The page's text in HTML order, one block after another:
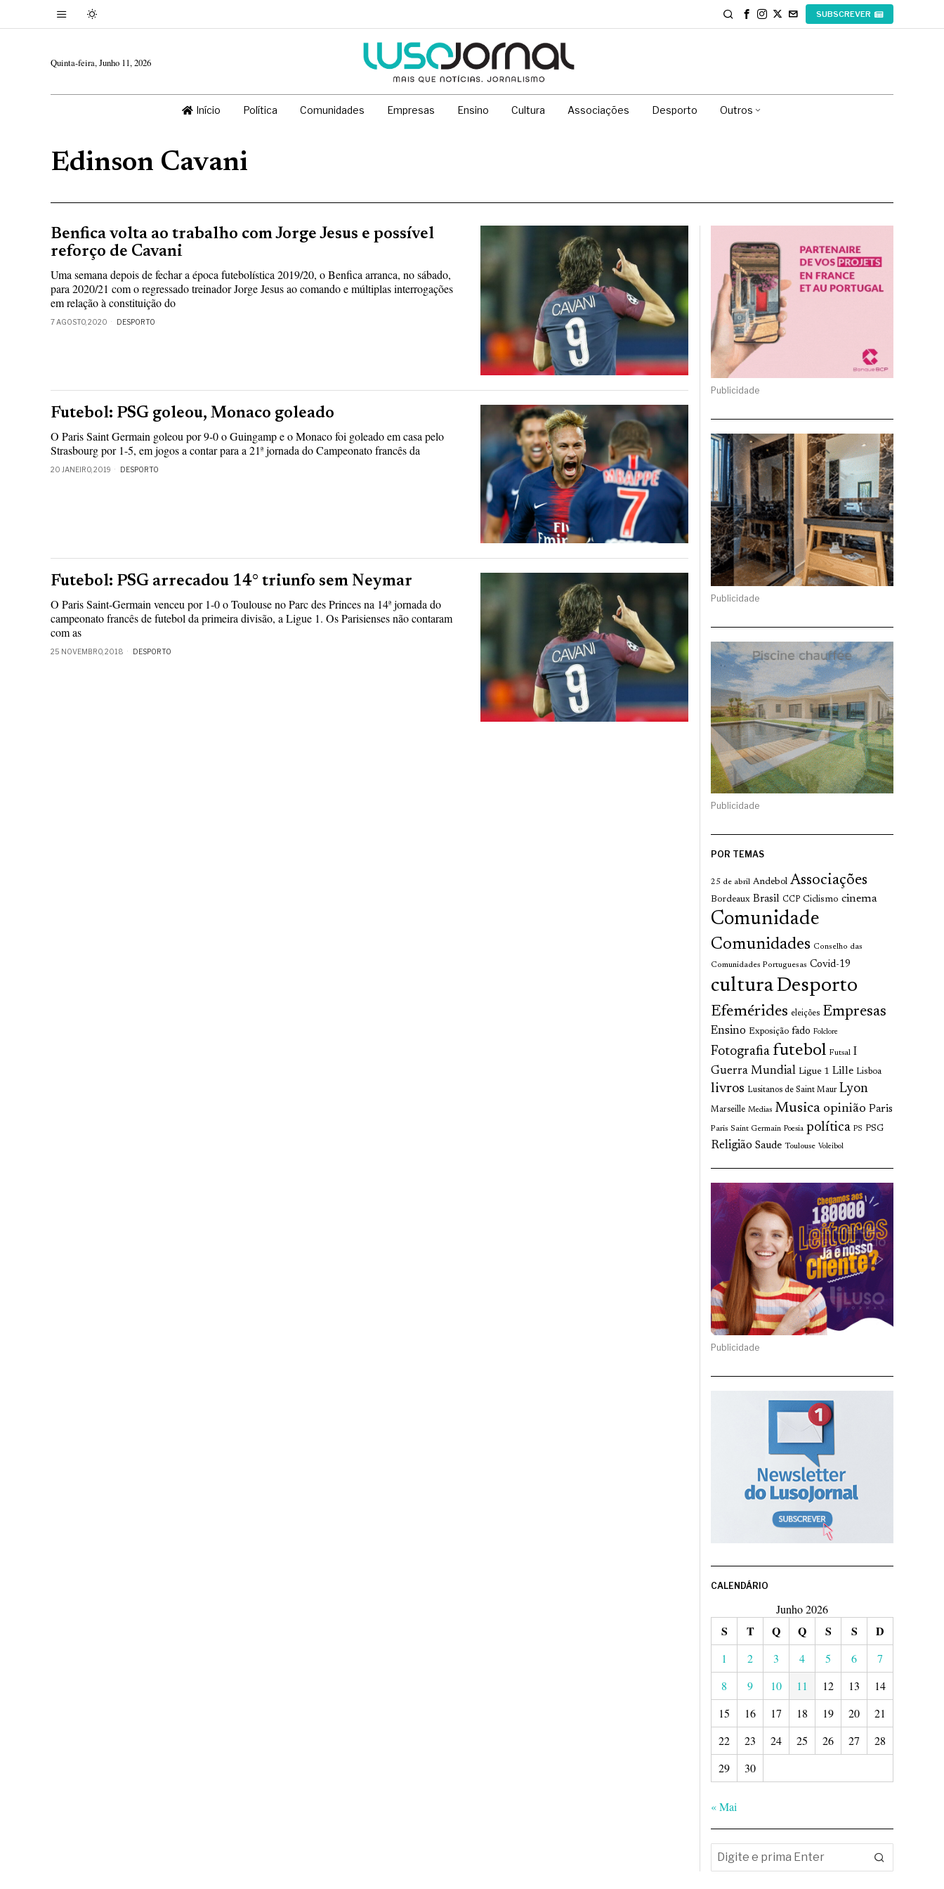
SUBSCREVER
Quinta-feira, Junho 11, 2026
Início Política Comunidades Empresas Ensino Cultura Associações Desporto Outros
Edinson Cavani
Benfica volta ao trabalho com Jorge Jesus e possível
reforço de Cavani
Uma semana depois de fechar a época futebolística 2019/20, o Benfica arranca, no sábado,
para 2020/21 com o regressado treinador Jorge Jesus ao comando e múltiplas interrogações
em relação à constituição do
7 AGOSTO, 2020 DESPORTO
Futebol: PSG goleou, Monaco goleado
O Paris Saint Germain goleou por 9-0 o Guingamp e o Monaco foi goleado em casa pelo
Strasbourg por 1-5, em jogos a contar para a 21ª jornada do Campeonato francês da
20 JANEIRO, 2019 DESPORTO
Futebol: PSG arrecadou 14° triunfo sem Neymar
O Paris Saint-Germain venceu por 1-0 o Toulouse no Parc des Princes na 14ª jornada do
campeonato francês de futebol da primeira divisão, a Ligue 1. Os Parisienses não contaram
com as
25 NOVEMBRO, 2018 DESPORTO
Publicidade
Publicidade
Publicidade
POR TEMAS
25 de abril Andebol Associações
Bordeaux Brasil CCP Ciclismo cinema
Comunidade
Comunidades Conselho das
Comunidades Portuguesas Covid-19
culturaDesporto
Efemérides eleições Empresas
Ensino Exposição fado Folclore
Fotografia futebol Futsal I
Guerra Mundial Ligue 1 Lille Lisboa
livros Lusitanos de Saint Maur Lyon
Marseille Medias Musica opinião Paris
Paris Saint Germain Poesia política PS PSG
Religião Saude Toulouse Voleibol
Publicidade
CALENDÁRIO
Junho 2026
S T Q Q S S D
1 2 3 4 5 6
7
8
9 10 11 12 13
14
15
16 17 18 19 20
21
22
23 24 25 26 27
28
29
30
« Mai